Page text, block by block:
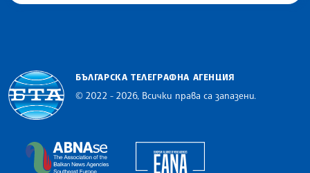
БЪЛГАРСКА ТЕЛЕГРАФНА АГЕНЦИЯ
© 2022 - 2026, Всички права са запазени.
The Assocoation of the Balkan News Agencies